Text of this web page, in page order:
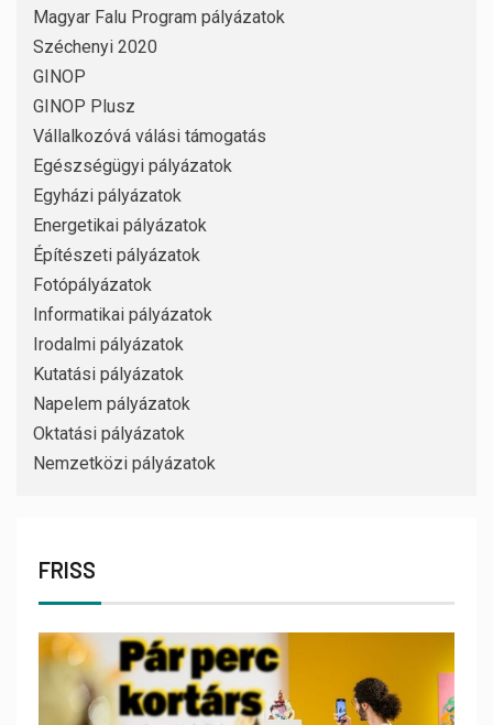
Magyar Falu Program pályázatok
Széchenyi 2020
GINOP
GINOP Plusz
Vállalkozóvá válási támogatás
Egészségügyi pályázatok
Egyházi pályázatok
Energetikai pályázatok
Építészeti pályázatok
Fotópályázatok
Informatikai pályázatok
Irodalmi pályázatok
Kutatási pályázatok
Napelem pályázatok
Oktatási pályázatok
Nemzetközi pályázatok
FRISS